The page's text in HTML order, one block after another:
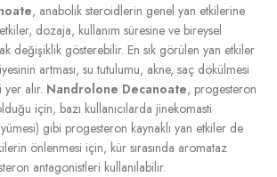
, anabolik steroidlerin genel yan etkilerine
dozaja, kullanım süresine ve bireysel
değişiklik gösterebilir. En sık görülen yan etkiler
artması, su tutulumu, akne, saç dökülmesi
alır. Nandrolone Decanoate, progesteron
için, bazı kullanıcılarda jinekomasti
gibi progesteron kaynaklı yan etkiler de
önlenmesi için, kür sırasında aromataz
antagonistleri kullanılabilir.